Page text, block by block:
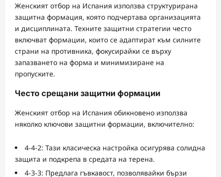
Женският отбор на Испания използва структурирана
защитна формация, която подчертава организацията
и дисциплината. Техните защитни стратегии често
включват формации, които се адаптират към силните
страни на противника, фокусирайки се върху
запазването на форма и минимизиране на
пропуските.
Често срещани защитни формации
Женският отбор на Испания обикновено използва
няколко ключови защитни формации, включително:
4-4-2: Тази класическа настройка осигурява солидна
защита и подкрепа в средата на терена.
4-3-3: Предлага гъвкавост, позволявайки бързи